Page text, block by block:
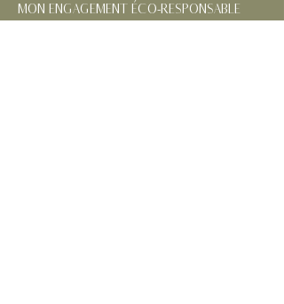
MON ENGAGEMENT ÉCO-RESPONSABLE